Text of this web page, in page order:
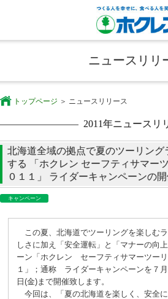
ニュースリリ
トップページ ニュースリリース
2011年ニュースリ
北海道全域の拠点で夏のツーリン
する 「ホクレン セーフティサマー
０１１」 ライダーキャンペーンの
キャンペーン
この夏、北海道でツーリングを楽しむ
しさに加え「安全運転」と「マナーの向
ーン「ホクレン セーフティサマーツーリ
１」；通称 ライダーキャンペーンを ７
日(金) まで開催致します。
今回は、「夏の北海道を楽しく、安全